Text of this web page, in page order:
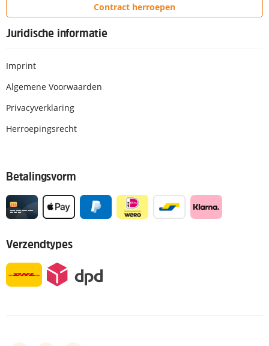
Contract herroepen
Juridische informatie
Imprint
Algemene Voorwaarden
Privacyverklaring
Herroepingsrecht
Betalingsvorm
Verzendtypes